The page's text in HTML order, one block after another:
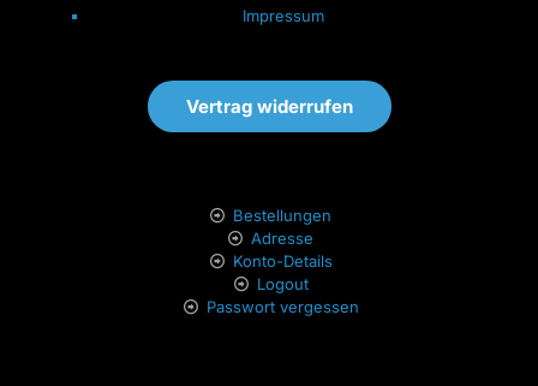
Impressum
Vertrag widerrufen
Bestellungen
Adresse
Konto-Details
Logout
Passwort vergessen